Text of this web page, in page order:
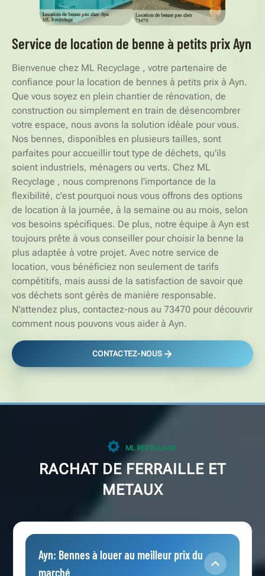
Service de location de benne à petits prix Ayn
Bienvenue chez ML Recyclage , votre partenaire de
confiance pour la location de bennes à petits prix à Ayn.
Que vous soyez en plein chantier de rénovation, de
construction ou simplement en train de désencombrer
votre espace, nous avons la solution idéale pour vous.
Nos bennes, disponibles en plusieurs tailles, sont
parfaites pour accueillir tout type de déchets, qu'ils
soient industriels, ménagers ou verts. Chez ML
Recyclage , nous comprenons l'importance de la
flexibilité, c'est pourquoi nous vous offrons des options
de location à la journée, à la semaine ou au mois, selon
vos besoins spécifiques. De plus, notre équipe à Ayn est
toujours prête à vous conseiller pour choisir la benne la
plus adaptée à votre projet. Avec notre service de
location, vous bénéficiez non seulement de tarifs
compétitifs, mais aussi de la satisfaction de savoir que
vos déchets sont gérés de manière responsable.
N'attendez plus, contactez-nous au 73470 pour découvrir
comment nous pouvons vous aider à Ayn.
CONTACTEZ-NOUS
ML RECYCLAGE
RACHAT DE FERRAILLE ET
METAUX
Ayn: Bennes à louer au meilleur prix du
marché